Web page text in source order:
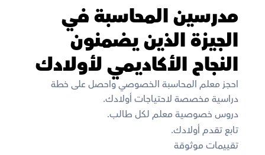
مدرسين المحاسبة في
الجيزة الذين يضمنون
النجاح الأكاديمي لأولادك
احجز معلم المحاسبة الخصوصي واحصل على خطة
دراسية مخصصة لاحتياجات أولادك.
دروس خصوصية معلم لكل طالب.
تابع تقدم أولادك.
تقييمات موثوقة